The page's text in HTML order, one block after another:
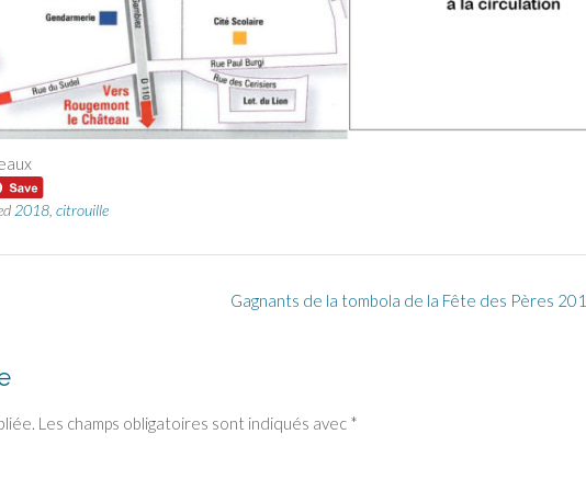
2018, citrouille
Gagnants de la tombola de la Fête des Pères
Les champs obligatoires sont indiqués avec *